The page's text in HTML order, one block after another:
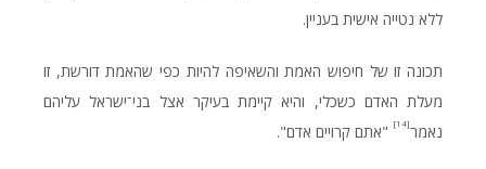
ללא נטייה אישית בעניין.
תכונה זו של חיפוש האמת והשאיפה להיות כפי שהאמת דורשת, זו
מעלת האדם כשכלי, והיא קיימת בעיקר אצל בני־ישראל עליהם
נאמר[14] "אתם קרויים אדם".